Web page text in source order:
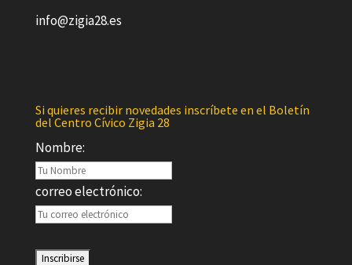
info@zigia28.es
Si quieres recibir novedades inscríbete en el Boletín
del Centro Cívico Zigia 28
Nombre:
correo electrónico: